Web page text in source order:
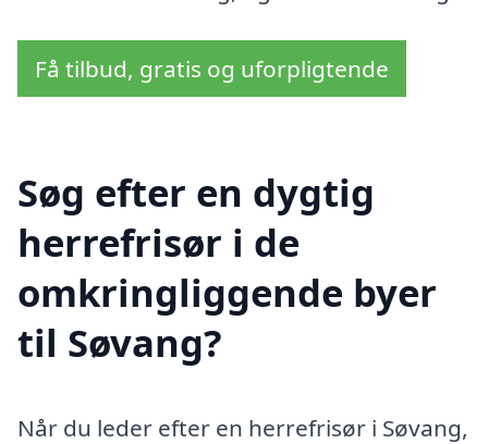
Få tilbud, gratis og uforpligtende
Søg efter en dygtig
herrefrisør i de
omkringliggende byer
til Søvang?
Når du leder efter en herrefrisør i Søvang,